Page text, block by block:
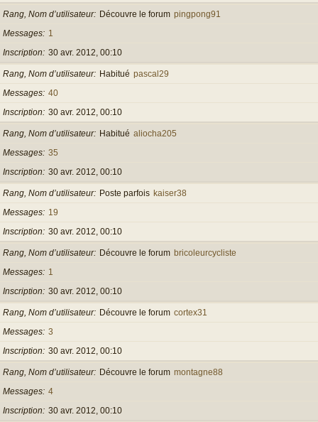
Rang, Nom d’utilisateur Découvre le forum pingpong91
Messages
1
Inscription
30 avr. 2012, 00:10
Rang, Nom d’utilisateur Habitué pascal29
Messages 40
Inscription
30 avr. 2012, 00:10
Rang, Nom d’utilisateur Habitué aliocha205
Messages 35
Inscription
30 avr. 2012, 00:10
Rang, Nom d’utilisateur Poste parfois kaiser38
Messages
19
Inscription
30 avr. 2012, 00:10
Rang, Nom d’utilisateur Découvre le forum bricoleurcycliste
Messages
1
Inscription
30 avr. 2012, 00:10
Rang, Nom d’utilisateur Découvre le forum cortex31
Messages 3
Inscription
30 avr. 2012, 00:10
Rang, Nom d’utilisateur Découvre le forum montagne88
Messages 4
Inscription
30 avr. 2012, 00:10